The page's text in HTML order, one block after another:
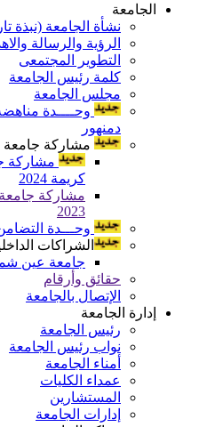
الجامعة
نشأة الجامعة (نبذة
الرؤية والرسالة
التطوير المجتمعى
كلمة رئيس الجامعة
مجلس الجامعة
وحــــدة
دمنهور
مشاركة جامعة
مشاركة
كريمة 2024
مشاركة جامعة
2023
وحـــدة
الشراكات
جامعة عين
حقائق وأرقام
الإتصال بالجامعة
إدارة الجامعة
رئيس الجامعة
نواب رئيس الجامعة
أمناء الجامعة
عمداء الكليات
المستشارين
إدارات الجامعة